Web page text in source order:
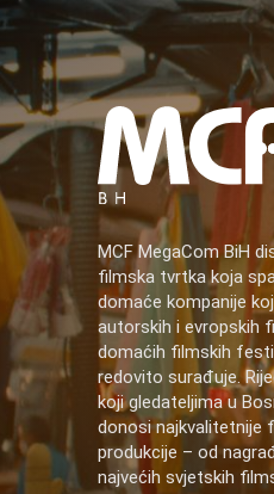
MCF MegaCom BiH
filmska tvrtka koja
domaće kompanije
autorskih i evropskih
domaćih filmskih
redovito surađuje.
koji gledateljima u
donosi najkvalitetnije
produkcije – od
najvećih svjetskih